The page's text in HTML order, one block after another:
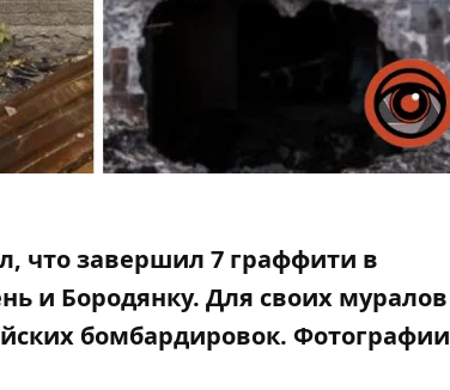
что завершил 7 граффити в
и Бородянку. Для своих муралов
бомбардировок. Фотографии